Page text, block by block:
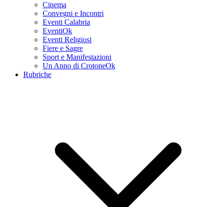
Cinema
Convegni e Incontri
Eventi Calabria
EventiOk
Eventi Religiosi
Fiere e Sagre
Sport e Manifestazioni
Un Anno di CrotoneOk
Rubriche